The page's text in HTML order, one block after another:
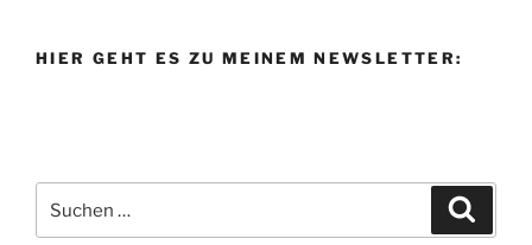
HIER GEHT ES ZU MEINEM NEWSLETTER:
nach: